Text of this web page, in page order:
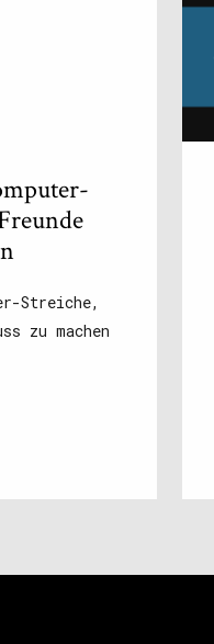
Streiche,
zu machen